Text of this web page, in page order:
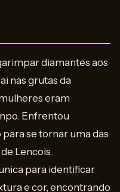
diamantes aos
nas grutas da
eram
Enfrentou
se tornar uma das
Lencois.
para identificar
e cor, encontrando